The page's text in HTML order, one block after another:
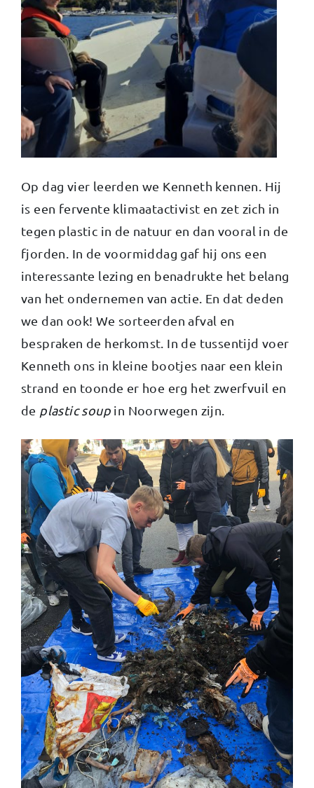
Op dag vier leerden we Kenneth kennen. Hij
is een fervente klimaatactivist en zet zich in
tegen plastic in de natuur en dan vooral in de
fjorden. In de voormiddag gaf hij ons een
interessante lezing en benadrukte het belang
van het ondernemen van actie. En dat deden
we dan ook! We sorteerden afval en
bespraken de herkomst. In de tussentijd voer
Kenneth ons in kleine bootjes naar een klein
strand en toonde er hoe erg het zwerfvuil en
de plastic soup in Noorwegen zijn.